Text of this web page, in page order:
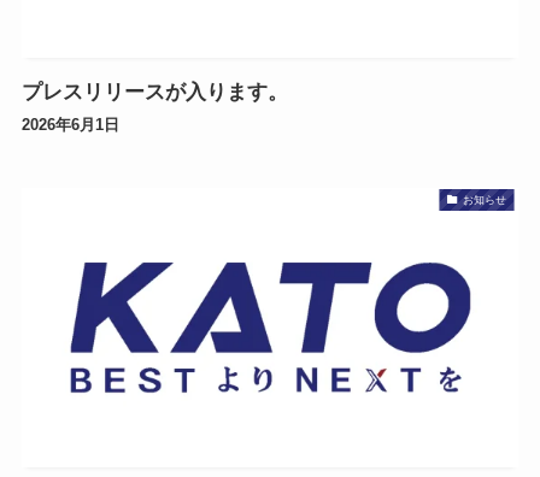
プレスリリースが入ります。
2026年6月1日
お知らせ